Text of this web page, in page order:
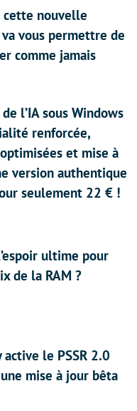
nouvelle
vous permettre de
comme jamais
l’IA sous Windows
renforcée,
et mise à
version authentique
seulement 22 € !
ultime pour
de la RAM ?
active le PSSR 2.0
mise à jour bêta